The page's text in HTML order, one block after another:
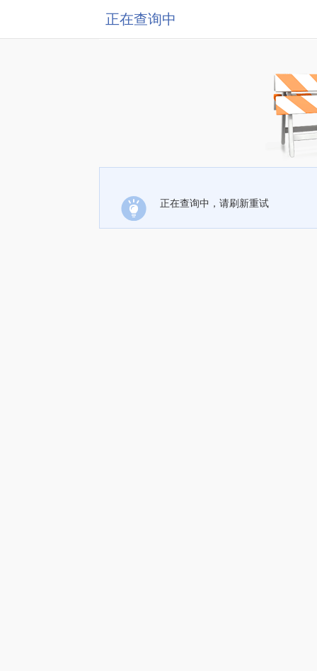
正在查询中
正在查询中，请刷新重试